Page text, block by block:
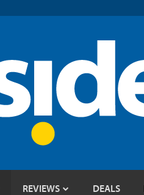
REVIEWS DEALS